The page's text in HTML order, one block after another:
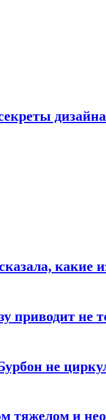
какие
приводит не
не
тяжелом и